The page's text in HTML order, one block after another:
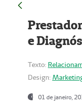
e
Texto:
Design:
01 de janeiro,